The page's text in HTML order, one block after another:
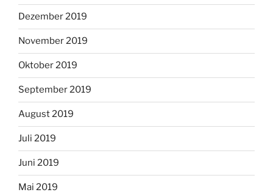
Dezember 2019
November 2019
Oktober 2019
September 2019
August 2019
Juli 2019
Juni 2019
Mai 2019